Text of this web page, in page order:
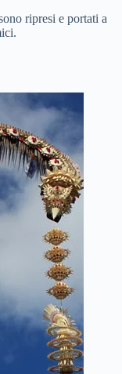
ripresi e portati a